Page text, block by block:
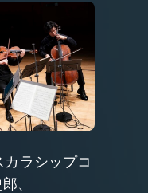
ラシップコ
、